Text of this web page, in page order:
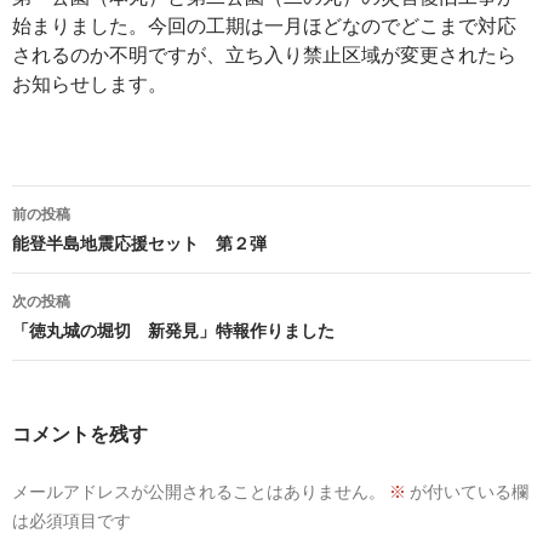
始まりました。今回の工期は一月ほどなのでどこまで対応
されるのか不明ですが、立ち入り禁止区域が変更されたら
お知らせします。
投
稿
ナ
ビ
ゲ
ョ
前の投稿
能登半島地震応援セット 第２弾
次の投稿
「徳丸城の堀切 新発見」特報作りました
コメントを残す
メールアドレスが公開されることはありません。 ※ が付いている欄
は必須項目です